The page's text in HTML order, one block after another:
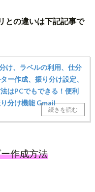
との違いは下記記事で
け、ラベルの利用、仕分
ー作成、振り分け設定、
はPCでもできる！便利
分け機能 Gmail
作成方法